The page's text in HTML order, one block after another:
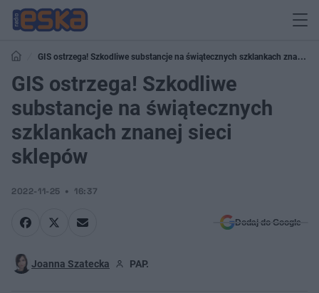
GIS ostrzega! Szkodliwe substancje na świątecznych szklankach znanej
sieci sklepów
GIS ostrzega! Szkodliwe
substancje na świątecznych
szklankach znanej sieci
sklepów
2022-11-25 16:37
Dodaj do Google
Joanna Szatecka PAP.